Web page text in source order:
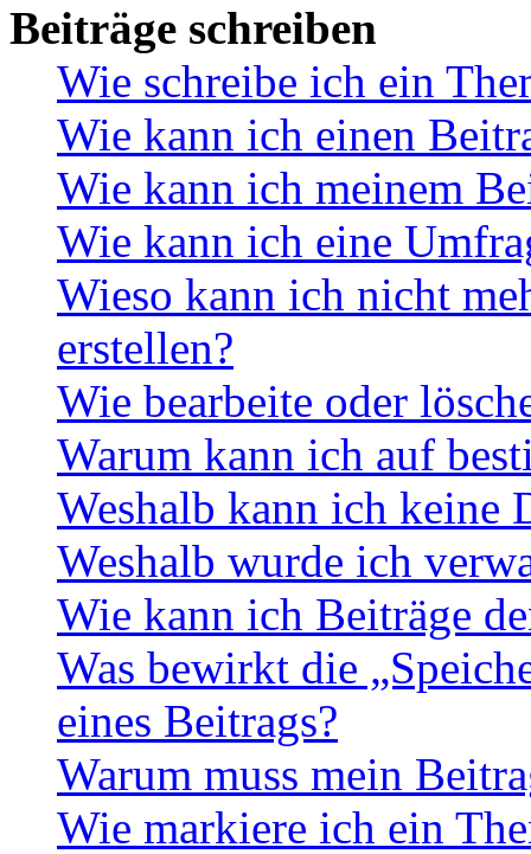
Beiträge schreiben
Wie schreibe ich ein
Wie kann ich einen
Wie kann ich meinem
Wie kann ich eine
Wieso kann ich nicht
erstellen?
Wie bearbeite oder
Warum kann ich auf
Weshalb kann ich keine
Weshalb wurde ich
Wie kann ich Beiträge
Was bewirkt die
eines Beitrags?
Warum muss mein
Wie markiere ich ein